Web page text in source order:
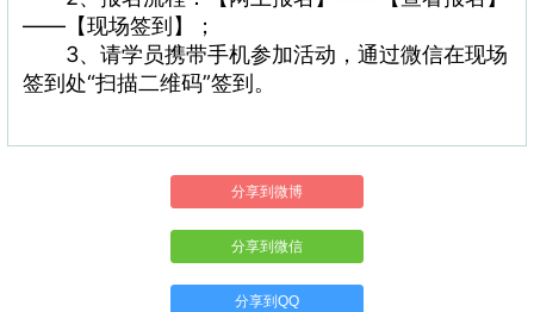
——【现场签到】；
3、请学员携带手机参加活动，通过微信在现场
签到处“扫描二维码”签到。
分享到微博
分享到微信
分享到QQ